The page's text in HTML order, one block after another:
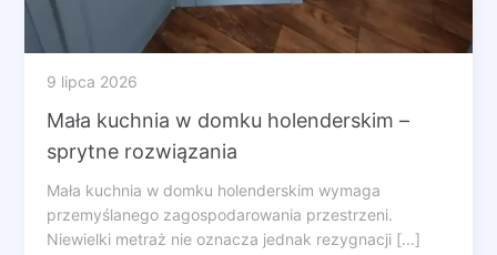
9 lipca 2026
Mała kuchnia w domku holenderskim –
sprytne rozwiązania
Mała kuchnia w domku holenderskim wymaga
przemyślanego zagospodarowania przestrzeni.
Niewielki metraż nie oznacza jednak rezygnacji [...]